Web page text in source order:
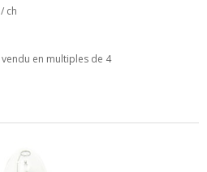
/ ch
vendu en multiples de 4